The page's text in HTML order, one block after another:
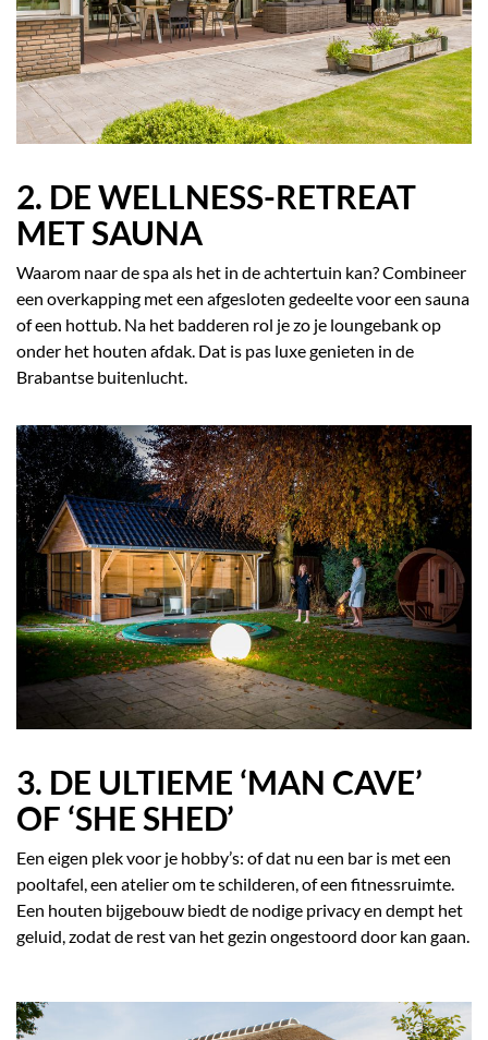
2. DE WELLNESS-RETREAT
MET SAUNA
Waarom naar de spa als het in de achtertuin kan? Combineer
een overkapping met een afgesloten gedeelte voor een sauna
of een hottub. Na het badderen rol je zo je loungebank op
onder het houten afdak. Dat is pas luxe genieten in de
Brabantse buitenlucht.
3. DE ULTIEME ‘MAN CAVE’
OF ‘SHE SHED’
Een eigen plek voor je hobby’s: of dat nu een bar is met een
pooltafel, een atelier om te schilderen, of een fitnessruimte.
Een houten bijgebouw biedt de nodige privacy en dempt het
geluid, zodat de rest van het gezin ongestoord door kan gaan.